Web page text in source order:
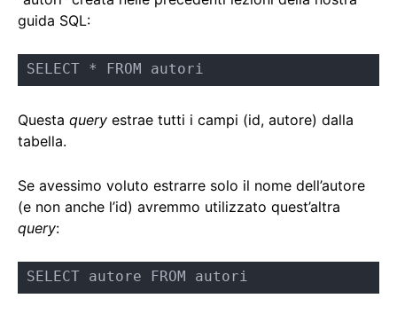
guida SQL:
SELECT * FROM autori
Questa query estrae tutti i campi (id, autore) dalla
tabella.
Se avessimo voluto estrarre solo il nome dell’autore
(e non anche l’id) avremmo utilizzato quest’altra
query:
SELECT autore FROM autori